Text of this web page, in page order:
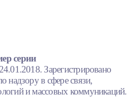
серии
Зарегистрировано
надзору в сфере связи,
и массовых коммуникаций.